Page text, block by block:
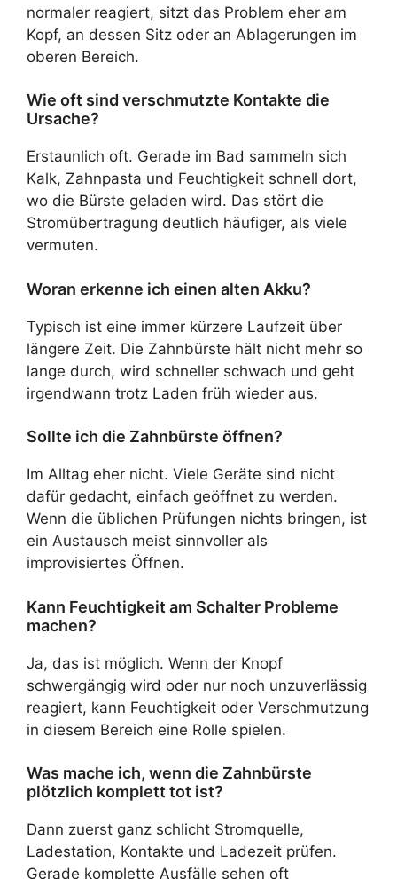
normaler reagiert, sitzt das Problem eher am
Kopf, an dessen Sitz oder an Ablagerungen im
oberen Bereich.
Wie oft sind verschmutzte Kontakte die
Ursache?
Erstaunlich oft. Gerade im Bad sammeln sich
Kalk, Zahnpasta und Feuchtigkeit schnell dort,
wo die Bürste geladen wird. Das stört die
Stromübertragung deutlich häufiger, als viele
vermuten.
Woran erkenne ich einen alten Akku?
Typisch ist eine immer kürzere Laufzeit über
längere Zeit. Die Zahnbürste hält nicht mehr so
lange durch, wird schneller schwach und geht
irgendwann trotz Laden früh wieder aus.
Sollte ich die Zahnbürste öffnen?
Im Alltag eher nicht. Viele Geräte sind nicht
dafür gedacht, einfach geöffnet zu werden.
Wenn die üblichen Prüfungen nichts bringen, ist
ein Austausch meist sinnvoller als
improvisiertes Öffnen.
Kann Feuchtigkeit am Schalter Probleme
machen?
Ja, das ist möglich. Wenn der Knopf
schwergängig wird oder nur noch unzuverlässig
reagiert, kann Feuchtigkeit oder Verschmutzung
in diesem Bereich eine Rolle spielen.
Was mache ich, wenn die Zahnbürste
plötzlich komplett tot ist?
Dann zuerst ganz schlicht Stromquelle,
Ladestation, Kontakte und Ladezeit prüfen.
Gerade komplette Ausfälle sehen oft